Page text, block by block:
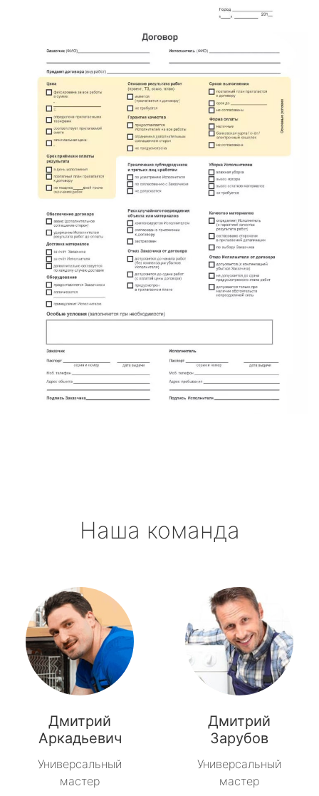
Наша команда
Дмитрий
Аркадьевич
Универсальный
мастер
Дмитрий
Зарубов
Универсальный
мастер